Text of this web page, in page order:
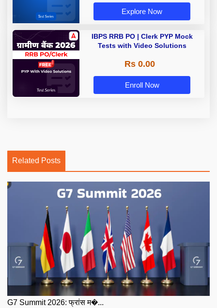
Explore Now
IBPS RRB PO | Clerk PYP Mock
Tests with Video Solutions
Rs 0.00
Enroll Now
Related Posts
G7 Summit 2026: फ्रांस म�...